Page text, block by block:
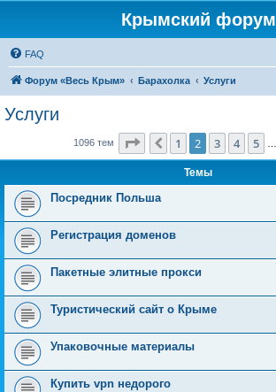
Крымский форум
FAQ
Форум «Весь Крым» Барахолка Услуги
Услуги
1096 тем Страница из 22
Пред.
1 2 3 4 5
Темы
Посредник Польша
Регистрация доменов
Пакетные элитные прокси
Туристический сайт о Крыме
Упаковочные материалы
Купить vpn недорого